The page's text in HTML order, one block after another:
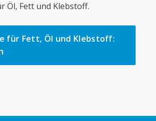
Öl, Fett und Klebstoff.
für Fett, Öl und Klebstoff: